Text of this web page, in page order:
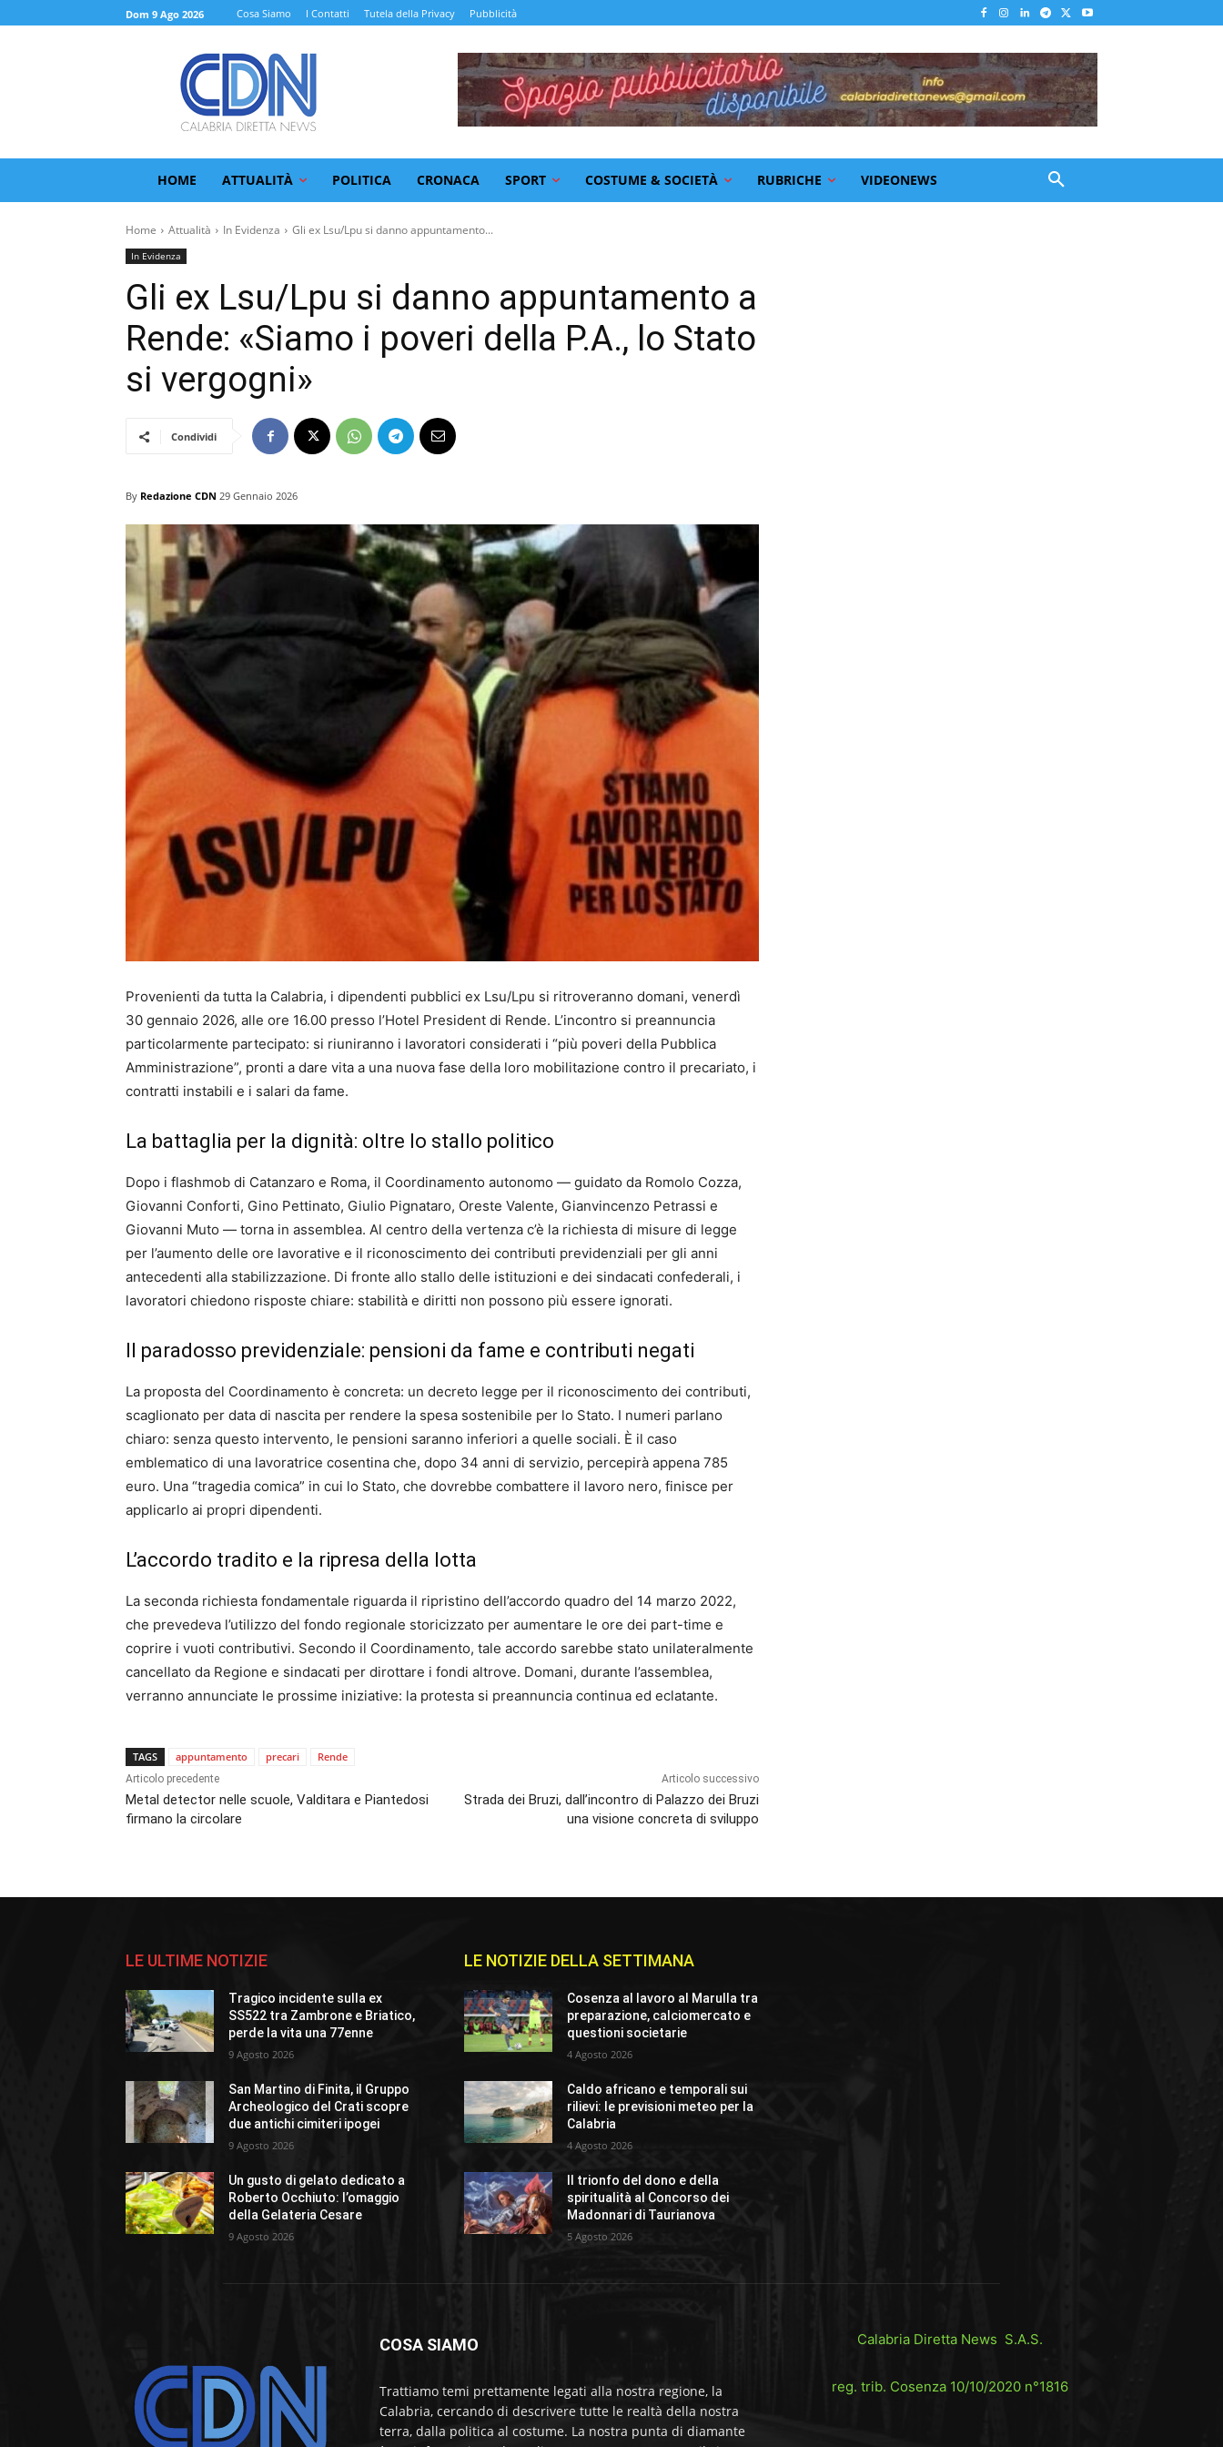
Dom 9 Ago 2026 Cosa Siamo I Contatti Tutela della Privacy Pubblicità
HOME ATTUALITÀ POLITICA CRONACA SPORT COSTUME & SOCIETÀ RUBRICHE VIDEONEWS
Home Attualità In Evidenza Gli ex Lsu/Lpu si danno appuntamento...
In Evidenza
Gli ex Lsu/Lpu si danno appuntamento a
Rende: «Siamo i poveri della P.A., lo Stato
si vergogni»
Condividi
By Redazione CDN 29 Gennaio 2026
Provenienti da tutta la Calabria, i dipendenti pubblici ex Lsu/Lpu si ritroveranno domani, venerdì
30 gennaio 2026, alle ore 16.00 presso l’Hotel President di Rende. L’incontro si preannuncia
particolarmente partecipato: si riuniranno i lavoratori considerati i “più poveri della Pubblica
Amministrazione”, pronti a dare vita a una nuova fase della loro mobilitazione contro il precariato, i
contratti instabili e i salari da fame.
La battaglia per la dignità: oltre lo stallo politico
Dopo i flashmob di Catanzaro e Roma, il Coordinamento autonomo — guidato da Romolo Cozza,
Giovanni Conforti, Gino Pettinato, Giulio Pignataro, Oreste Valente, Gianvincenzo Petrassi e
Giovanni Muto — torna in assemblea. Al centro della vertenza c’è la richiesta di misure di legge
per l’aumento delle ore lavorative e il riconoscimento dei contributi previdenziali per gli anni
antecedenti alla stabilizzazione. Di fronte allo stallo delle istituzioni e dei sindacati confederali, i
lavoratori chiedono risposte chiare: stabilità e diritti non possono più essere ignorati.
Il paradosso previdenziale: pensioni da fame e contributi negati
La proposta del Coordinamento è concreta: un decreto legge per il riconoscimento dei contributi,
scaglionato per data di nascita per rendere la spesa sostenibile per lo Stato. I numeri parlano
chiaro: senza questo intervento, le pensioni saranno inferiori a quelle sociali. È il caso
emblematico di una lavoratrice cosentina che, dopo 34 anni di servizio, percepirà appena 785
euro. Una “tragedia comica” in cui lo Stato, che dovrebbe combattere il lavoro nero, finisce per
applicarlo ai propri dipendenti.
L’accordo tradito e la ripresa della lotta
La seconda richiesta fondamentale riguarda il ripristino dell’accordo quadro del 14 marzo 2022,
che prevedeva l’utilizzo del fondo regionale storicizzato per aumentare le ore dei part-time e
coprire i vuoti contributivi. Secondo il Coordinamento, tale accordo sarebbe stato unilateralmente
cancellato da Regione e sindacati per dirottare i fondi altrove. Domani, durante l’assemblea,
verranno annunciate le prossime iniziative: la protesta si preannuncia continua ed eclatante.
TAGS appuntamento precari Rende
Articolo precedente
Metal detector nelle scuole, Valditara e Piantedosi
firmano la circolare
Articolo successivo
Strada dei Bruzi, dall’incontro di Palazzo dei Bruzi
una visione concreta di sviluppo
LE ULTIME NOTIZIE
Tragico incidente sulla ex
SS522 tra Zambrone e Briatico,
perde la vita una 77enne
9 Agosto 2026
San Martino di Finita, il Gruppo
Archeologico del Crati scopre
due antichi cimiteri ipogei
9 Agosto 2026
Un gusto di gelato dedicato a
Roberto Occhiuto: l’omaggio
della Gelateria Cesare
9 Agosto 2026
LE NOTIZIE DELLA SETTIMANA
Cosenza al lavoro al Marulla tra
preparazione, calciomercato e
questioni societarie
4 Agosto 2026
Caldo africano e temporali sui
rilievi: le previsioni meteo per la
Calabria
4 Agosto 2026
Il trionfo del dono e della
spiritualità al Concorso dei
Madonnari di Taurianova
5 Agosto 2026
COSA SIAMO
Trattiamo temi prettamente legati alla nostra regione, la
Calabria, cercando di descrivere tutte le realtà della nostra
terra, dalla politica al costume. La nostra punta di diamante
Calabria Diretta News S.A.S.
reg. trib. Cosenza 10/10/2020 n°1816